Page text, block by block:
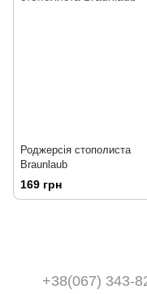
Роджерсія стополиста
Braunlaub
169 грн
+38(067) 343-